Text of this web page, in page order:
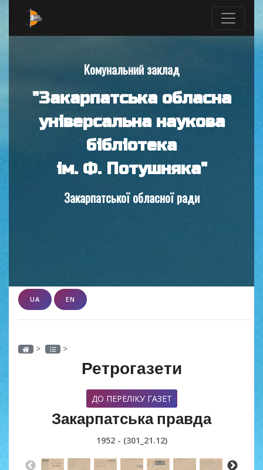
Комунальний заклад
"Закарпатська обласна
універсальна наукова
бібліотека
ім. Ф. Потушняка"
Закарпатської обласної ради
UA EN
> >
Ретрогазети
ДО ПЕРЕЛІКУ ГАЗЕТ
Закарпатська правда
1952 - (301_21.12)